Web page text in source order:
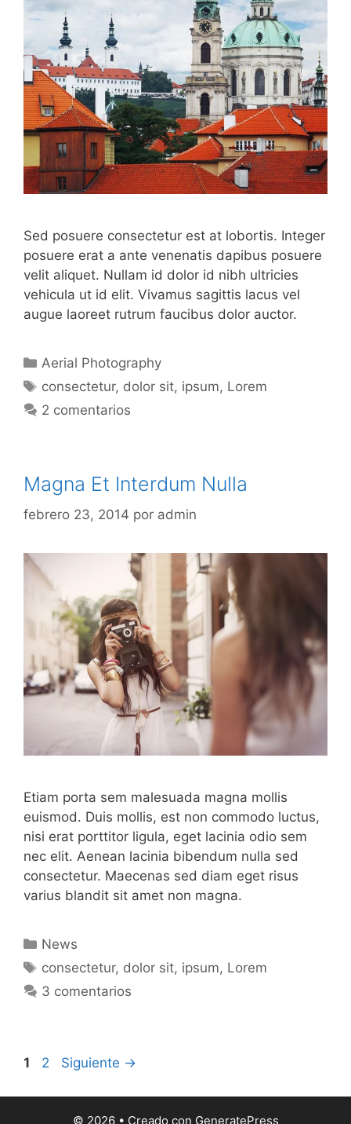
Sed posuere consectetur est at lobortis. Integer
posuere erat a ante venenatis dapibus posuere
velit aliquet. Nullam id dolor id nibh ultricies
vehicula ut id elit. Vivamus sagittis lacus vel
augue laoreet rutrum faucibus dolor auctor.
Categorías
Aerial Photography
Etiquetas
consectetur, dolor sit, ipsum, Lorem
2 comentarios
Magna Et Interdum Nulla
febrero 23, 2014 por admin
Etiam porta sem malesuada magna mollis
euismod. Duis mollis, est non commodo luctus,
nisi erat porttitor ligula, eget lacinia odio sem
nec elit. Aenean lacinia bibendum nulla sed
consectetur. Maecenas sed diam eget risus
varius blandit sit amet non magna.
Categorías
News
Etiquetas
consectetur, dolor sit, ipsum, Lorem
3 comentarios
Página
1 Página
2 Siguiente →
© 2026 • Creado con GeneratePress